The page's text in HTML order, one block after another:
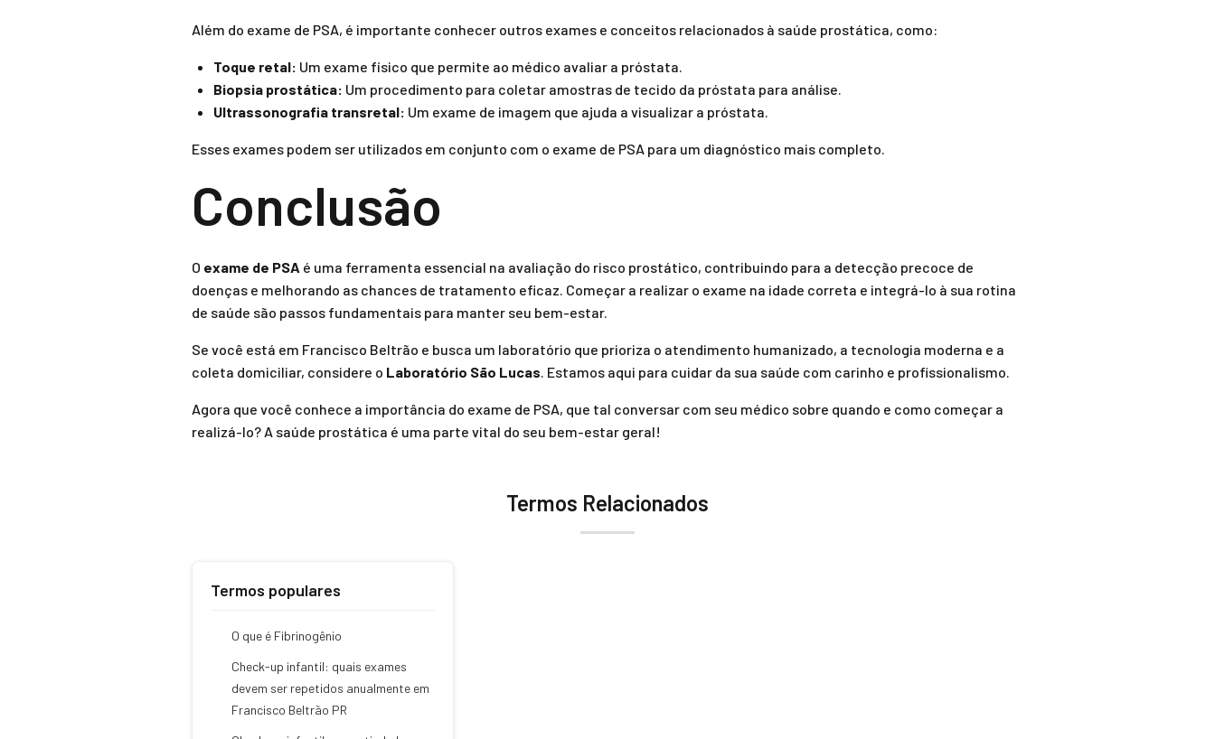
Além do exame de PSA, é importante conhecer outros exames e conceitos relacionados à saúde prostática, como:
Toque retal: Um exame físico que permite ao médico avaliar a próstata.
Biopsia prostática: Um procedimento para coletar amostras de tecido da próstata para análise.
Ultrassonografia transretal: Um exame de imagem que ajuda a visualizar a próstata.
Esses exames podem ser utilizados em conjunto com o exame de PSA para um diagnóstico mais completo.
Conclusão
O exame de PSA é uma ferramenta essencial na avaliação do risco prostático, contribuindo para a detecção precoce de
doenças e melhorando as chances de tratamento eficaz. Começar a realizar o exame na idade correta e integrá-lo à sua rotina
de saúde são passos fundamentais para manter seu bem-estar.
Se você está em Francisco Beltrão e busca um laboratório que prioriza o atendimento humanizado, a tecnologia moderna e a
coleta domiciliar, considere o Laboratório São Lucas. Estamos aqui para cuidar da sua saúde com carinho e profissionalismo.
Agora que você conhece a importância do exame de PSA, que tal conversar com seu médico sobre quando e como começar a
realizá-lo? A saúde prostática é uma parte vital do seu bem-estar geral!
Termos Relacionados
Termos populares
O que é Fibrinogênio
Check-up infantil: quais exames
devem ser repetidos anualmente em
Francisco Beltrão PR